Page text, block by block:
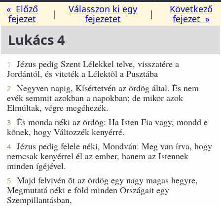
« Előző
fejezet
|
Válasszon ki egy
fejezetet
|
Következő
fejezet »
Lukács 4
1
Jézus pedig Szent Lélekkel telve, visszatére a
Jordántól, és viteték a Lélektõl a Pusztába
2
Negyven napig, Kísértetvén az ördög által. És nem
evék semmit azokban a napokban; de mikor azok
Elmúltak, végre megéhezék.
3
És monda néki az ördög: Ha Isten Fia vagy, mondd e
kõnek, hogy Változzék kenyérré.
4
Jézus pedig felele néki, Mondván: Meg van írva, hogy
nemcsak kenyérrel él az ember, hanem az Istennek
minden ígéjével.
5
Majd felvivén õt az ördög egy nagy magas hegyre,
Megmutatá néki e föld minden Országait egy
Szempillantásban,